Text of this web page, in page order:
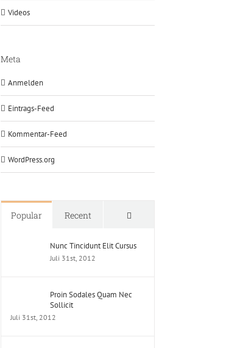
Videos
Meta
Anmelden
Eintrags-Feed
Kommentar-Feed
WordPress.org
Popular Recent Comments
Nunc Tincidunt Elit Cursus
Juli 31st, 2012
Proin Sodales Quam Nec
Sollicit
Juli 31st, 2012